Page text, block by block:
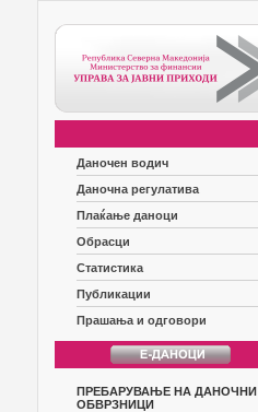
Даночен водич
Даночна регулатива
Плаќање даноци
Обрасци
Статистика
Публикации
Прашања и одговори
ПРЕБАРУВАЊЕ НА ДАНОЧНИ
ОБВРЗНИЦИ